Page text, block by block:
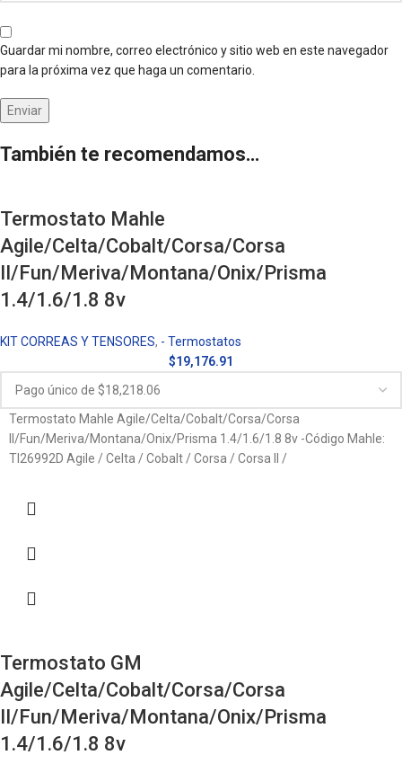
Guardar mi nombre, correo electrónico y sitio web en este navegador
para la próxima vez que haga un comentario.
También te recomendamos…
Termostato Mahle
Agile/Celta/Cobalt/Corsa/Corsa
II/Fun/Meriva/Montana/Onix/Prisma
1.4/1.6/1.8 8v
KIT CORREAS Y TENSORES, - Termostatos
$19,176.91
Termostato Mahle Agile/Celta/Cobalt/Corsa/Corsa
II/Fun/Meriva/Montana/Onix/Prisma 1.4/1.6/1.8 8v -Código Mahle:
TI26992D Agile / Celta / Cobalt / Corsa / Corsa II /
Termostato GM
Agile/Celta/Cobalt/Corsa/Corsa
II/Fun/Meriva/Montana/Onix/Prisma
1.4/1.6/1.8 8v